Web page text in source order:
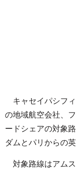
キャセイパシフィ
の地域航空会社、
ードシェアの対象
ダムとパリからの
対象路線はアム